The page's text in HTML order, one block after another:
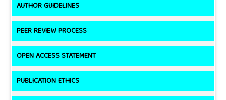
AUTHOR GUIDELINES
PEER REVIEW PROCESS
OPEN ACCESS STATEMENT
PUBLICATION ETHICS